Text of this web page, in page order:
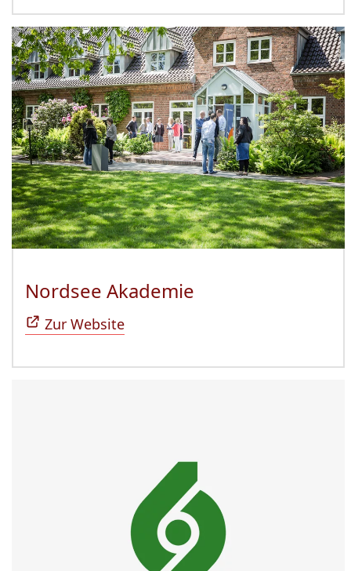
Nordsee Akademie
Zur Website